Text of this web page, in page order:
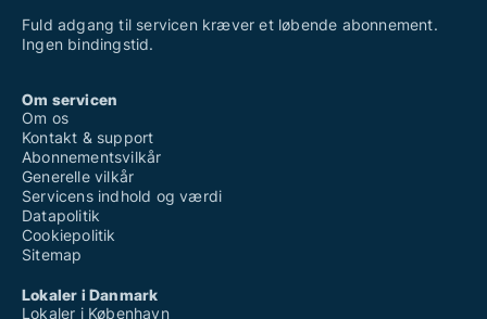
Fuld adgang til servicen kræver et løbende abonnement.
Ingen bindingstid.
Om servicen
Om os
Kontakt & support
Abonnementsvilkår
Generelle vilkår
Servicens indhold og værdi
Datapolitik
Cookiepolitik
Sitemap
Lokaler i Danmark
Lokaler i København